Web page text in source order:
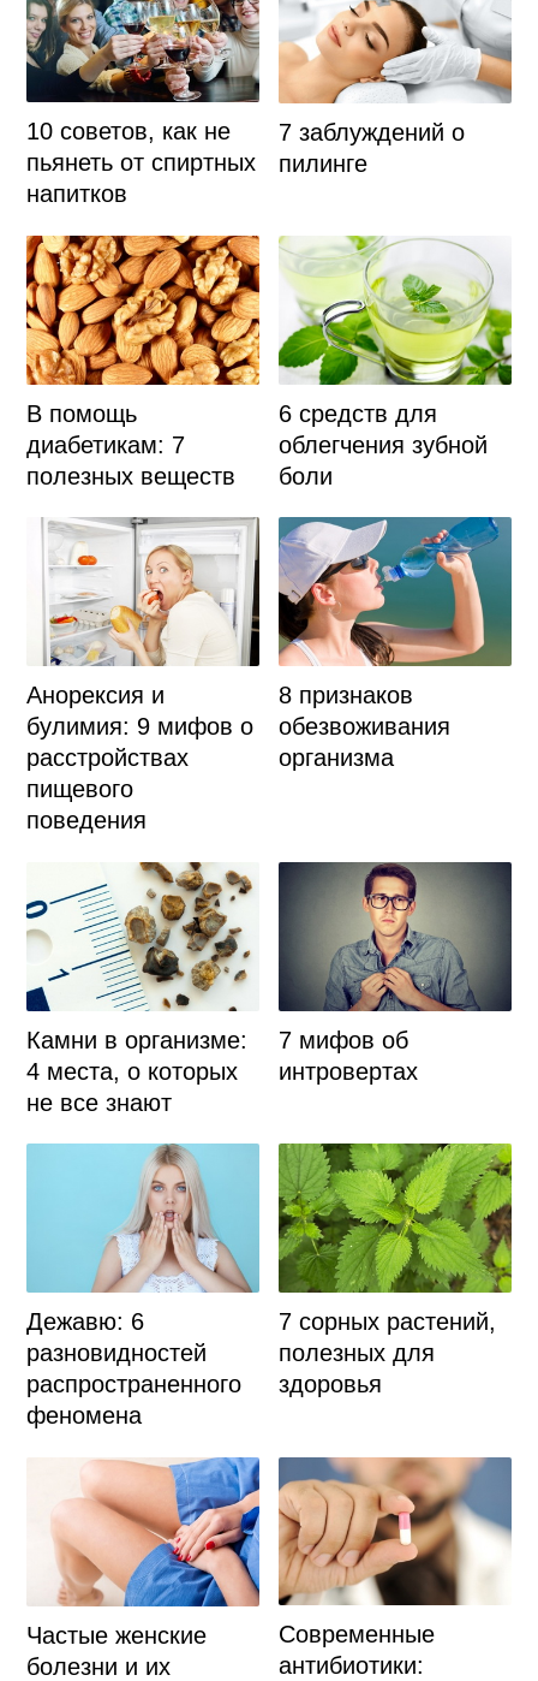
10 советов, как не
пьянеть от спиртных
напитков
7 заблуждений о
пилинге
В помощь
диабетикам: 7
полезных веществ
6 средств для
облегчения зубной
боли
Анорексия и
булимия: 9 мифов о
расстройствах
пищевого
поведения
8 признаков
обезвоживания
организма
Камни в организме:
4 места, о которых
не все знают
7 мифов об
интровертах
Дежавю: 6
разновидностей
распространенного
феномена
7 сорных растений,
полезных для
здоровья
Частые женские
болезни и их
Современные
антибиотики: